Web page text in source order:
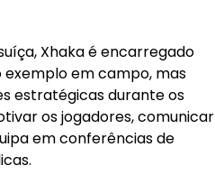
Xhaka é encarregado
em campo, mas
estratégicas durante os
os jogadores, comunicar
em conferências de